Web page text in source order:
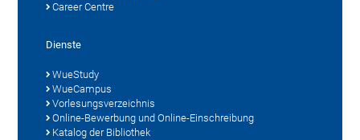
Career Centre
Dienste
WueStudy
WueCampus
Vorlesungsverzeichnis
Online-Bewerbung und Online-Einschreibung
Katalog der Bibliothek